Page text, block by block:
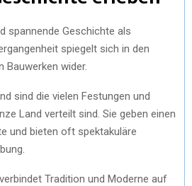
spannende Geschichte als
spiegelt sich in den
Bauwerken wider.
sind die vielen Festungen und
Land verteilt sind. Sie geben einen
und bieten oft spektakuläre
Tradition und Moderne auf